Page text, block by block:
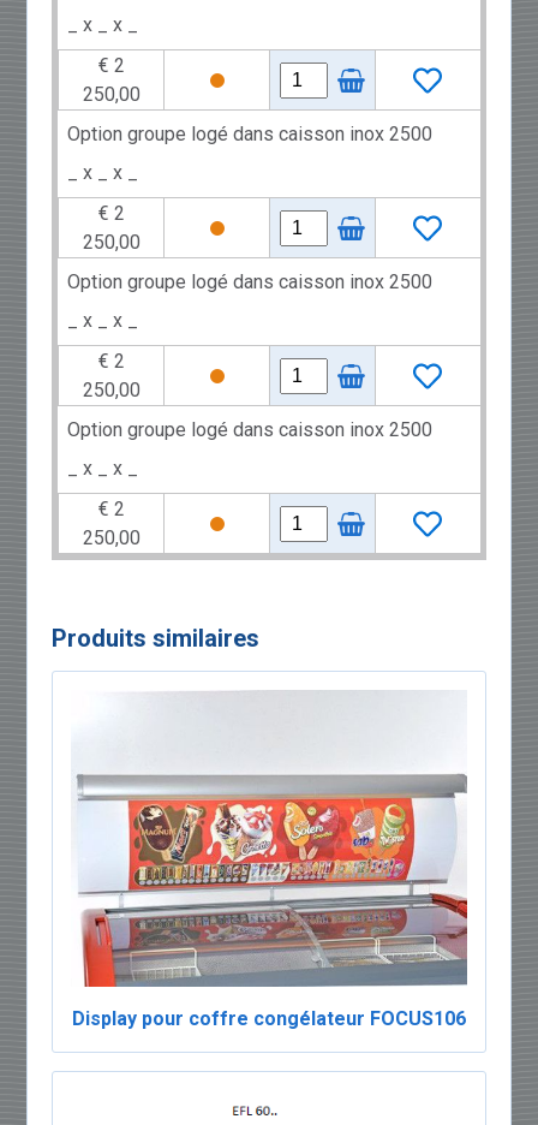
_ x _ x _
€ 2
250,00
Option groupe logé dans caisson inox 2500
_ x _ x _
€ 2
250,00
Option groupe logé dans caisson inox 2500
_ x _ x _
€ 2
250,00
Option groupe logé dans caisson inox 2500
_ x _ x _
€ 2
250,00
Produits similaires
Display pour coffre congélateur FOCUS106